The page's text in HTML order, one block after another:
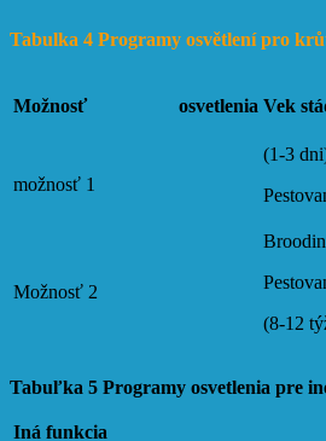
Tabulka 4 Programy osvětlení pro
Možnosť osvetlenia Vek
možnosť 1
(1-3
Možnosť 2
(8-12
Tabuľka 5 Programy osvetlenia pre
Iná funkcia